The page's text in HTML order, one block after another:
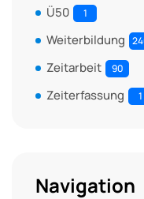
Ü50 1
Weiterbildung
Zeitarbeit 90
Zeiterfassung 1
Navigation